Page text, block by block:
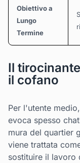
Obiettivo a
Lungo
Termine
Il
il cofano
Per l'utente
evoca spesso
mura del quartier
viene trattata
sostituire il lavoro